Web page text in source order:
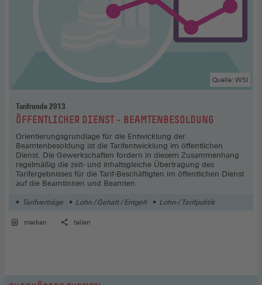
Tarifrunde 2013
:ÖFFENTLICHER DIENST - BEAMTENBESOLDUNG
Orientierungsgrundlage für die Entwicklung der
Beamtenbesoldung ist die Tarifentwicklung im öffentlichen
Dienst. Die Gewerkschaften fordern in diesem Zusammenhang
regelmäßig die zeit- und inhaltsgleiche Übertragung des
Tarifergebnisses für die Tarif-Beschäftigten im öffentlichen Dienst
auf die Beamtinnen und Beamten.
Quelle: WSI
Tarifverträge Lohn / Gehalt / Entgelt Lohn-/ Tarifpolitik
merken teilen